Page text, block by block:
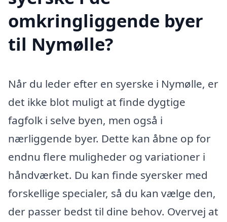
omkringliggende byer
til Nymølle?
Når du leder efter en syerske i Nymølle, er
det ikke blot muligt at finde dygtige
fagfolk i selve byen, men også i
nærliggende byer. Dette kan åbne op for
endnu flere muligheder og variationer i
håndværket. Du kan finde syersker med
forskellige specialer, så du kan vælge den,
der passer bedst til dine behov. Overvej at